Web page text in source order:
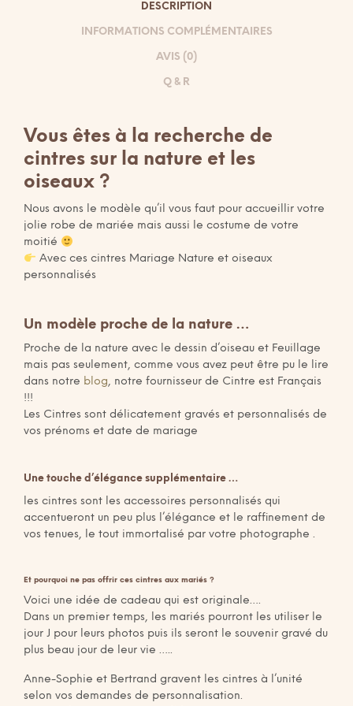
DESCRIPTION
INFORMATIONS COMPLÉMENTAIRES
AVIS (0)
Q & R
Vous êtes à la recherche de
cintres sur la nature et les
oiseaux ?
Nous avons le modèle qu’il vous faut pour accueillir votre
jolie robe de mariée mais aussi le costume de votre
moitié
Avec ces cintres Mariage Nature et oiseaux
personnalisés
Un modèle proche de la nature …
Proche de la nature avec le dessin d’oiseau et Feuillage
mais pas seulement, comme vous avez peut être pu le lire
dans notre blog, notre fournisseur de Cintre est Français
!!!
Les Cintres sont délicatement gravés et personnalisés de
vos prénoms et date de mariage
Une touche d’élégance supplémentaire …
les cintres sont les accessoires personnalisés qui
accentueront un peu plus l’élégance et le raffinement de
vos tenues, le tout immortalisé par votre photographe .
Et pourquoi ne pas offrir ces cintres aux mariés ?
Voici une idée de cadeau qui est originale….
Dans un premier temps, les mariés pourront les utiliser le
jour J pour leurs photos puis ils seront le souvenir gravé du
plus beau jour de leur vie …..
Anne-Sophie et Bertrand gravent les cintres à l’unité
selon vos demandes de personnalisation.